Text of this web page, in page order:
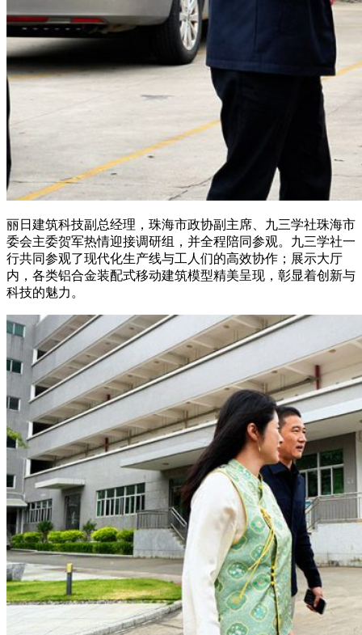
丽日建筑科技副总经理，珠海市政协副主席、九三学社珠海市
委会主委贺军热情迎接调研组，并全程陪同参观。九三学社一
行共同参观了现代化生产线与工人们的高效协作；展示大厅
内，各类铝合金装配式移动建筑模型精美呈现，彰显着创新与
科技的魅力。